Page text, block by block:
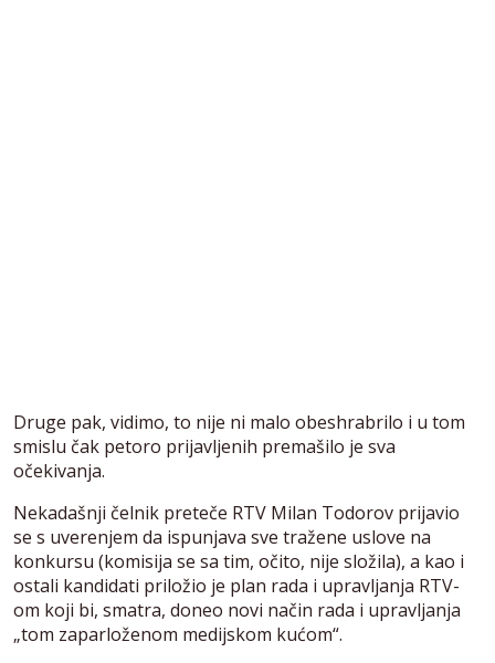
Druge pak, vidimo, to nije ni malo obeshrabrilo i u tom
smislu čak petoro prijavljenih premašilo je sva
očekivanja.
Nekadašnji čelnik preteče RTV Milan Todorov prijavio
se s uverenjem da ispunjava sve tražene uslove na
konkursu (komisija se sa tim, očito, nije složila), a kao i
ostali kandidati priložio je plan rada i upravljanja RTV-
om koji bi, smatra, doneo novi način rada i upravljanja
„tom zaparloženom medijskom kućom“.